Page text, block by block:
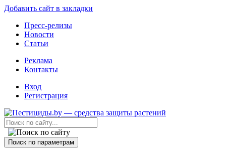
Добавить сайт в закладки
Пресс-релизы
Новости
Статьи
Реклама
Контакты
Вход
Регистрация
Поиск по параметрам